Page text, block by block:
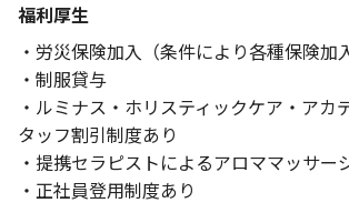
福利厚生
・労災保険加入（条件により各種保険加
・制服貸与
・ルミナス・ホリスティックケア・アカ
タッフ割引制度あり
・提携セラピストによるアロママッサー
・正社員登用制度あり